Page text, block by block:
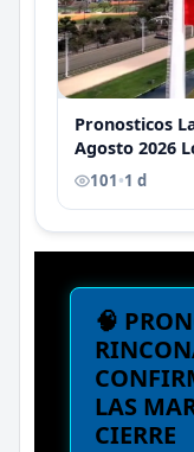
Pronosticos
Agosto 2026
101•1 d
🧠
LAS
CIERRE